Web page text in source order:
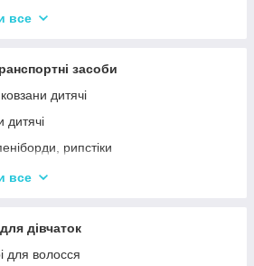
пазли для дорослих
іграшки-лабіринти
кубики, пірамідки
шнурівки
конструктори
іграшки
все
засоби
дитячі
дитячі
рипстіки
толокари
все
дівчаток
для волосся